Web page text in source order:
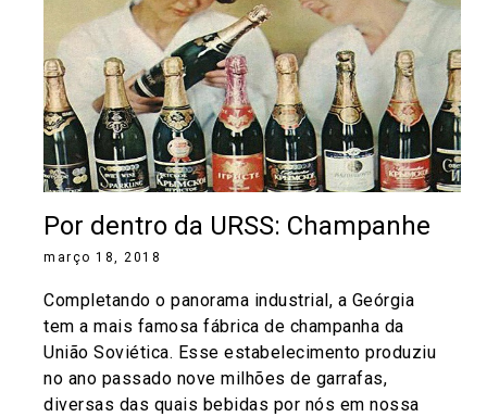
Por dentro da URSS: Champanhe
março 18, 2018
Completando o panorama industrial, a Geórgia
tem a mais famosa fábrica de champanha da
União Soviética. Esse estabelecimento produziu
no ano passado nove milhões de garrafas,
diversas das quais bebidas por nós em nossa